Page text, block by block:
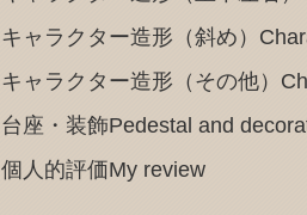
キャラクター造形（斜め）
キャラクター造形（その他）
台座・装飾Pedestal and
個人的評価My review